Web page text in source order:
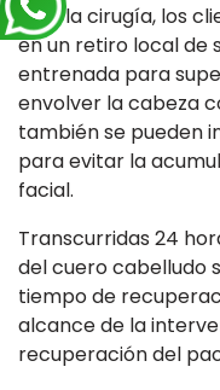
Tras la cirugía, los
en un retiro local de
entrenada para
envolver la cabeza
también se pueden
para evitar la
facial.
Transcurridas 24
del cuero cabelludo
tiempo de
alcance de la
recuperación del